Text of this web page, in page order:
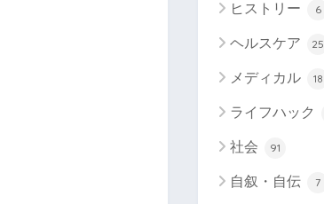
ヒストリー 6
ヘルスケア 25
メディカル 18
ライフハック
社会 91
自叙・自伝 7